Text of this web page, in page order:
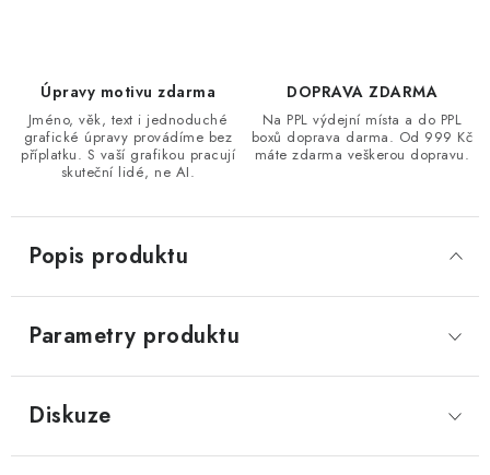
Úpravy motivu zdarma
Jméno, věk, text i jednoduché
grafické úpravy provádíme bez
příplatku. S vaší grafikou pracují
skuteční lidé, ne AI.
DOPRAVA ZDARMA
Na PPL výdejní místa a do PPL
boxů doprava darma. Od 999 Kč
máte zdarma veškerou dopravu.
Popis produktu
Parametry produktu
Diskuze